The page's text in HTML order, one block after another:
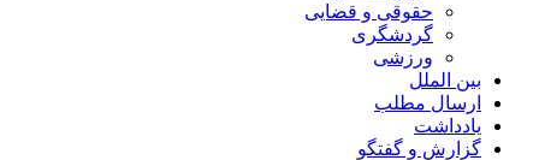
حقوقی و قضایی
گردشگری
ورزشی
بین الملل
ارسال مطلب
یادداشت
گزارش و گفتگو